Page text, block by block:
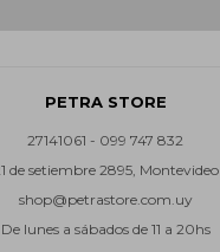
PETRA STORE
27141061 - 099 747 832
de setiembre 2895, Montevideo
shop@petrastore.com.uy
De lunes a sábados de 11 a 20hs